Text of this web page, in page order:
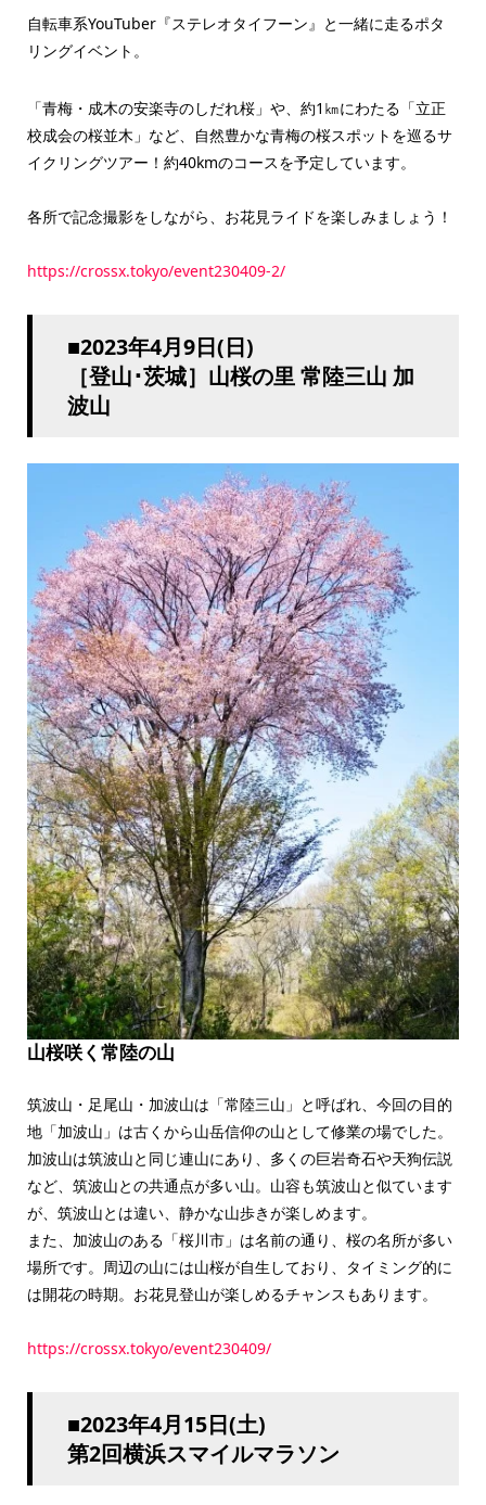
自転車系YouTuber『ステレオタイフーン』と一緒に走るポタ
リングイベント。
「青梅・成木の安楽寺のしだれ桜」や、約1㎞にわたる「立正
校成会の桜並木」など、自然豊かな青梅の桜スポットを巡るサ
イクリングツアー！約40kmのコースを予定しています。
各所で記念撮影をしながら、お花見ライドを楽しみましょう！
https://crossx.tokyo/event230409-2/
■2023年4月9日(日)
［登山･茨城］山桜の里 常陸三山 加
波山
山桜咲く常陸の山
筑波山・足尾山・加波山は「常陸三山」と呼ばれ、今回の目的
地「加波山」は古くから山岳信仰の山として修業の場でした。
加波山は筑波山と同じ連山にあり、多くの巨岩奇石や天狗伝説
など、筑波山との共通点が多い山。山容も筑波山と似ています
が、筑波山とは違い、静かな山歩きが楽しめます。
また、加波山のある「桜川市」は名前の通り、桜の名所が多い
場所です。周辺の山には山桜が自生しており、タイミング的に
は開花の時期。お花見登山が楽しめるチャンスもあります。
https://crossx.tokyo/event230409/
■2023年4月15日(土)
第2回横浜スマイルマラソン